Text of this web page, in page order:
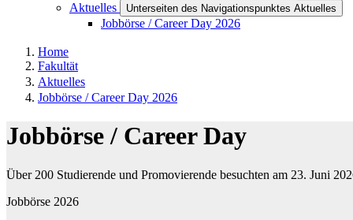
Aktuelles Unterseiten des Navigationspunktes Aktuelles
Jobbörse / Career Day 2026
Home
Fakultät
Aktuelles
Jobbörse / Career Day 2026
Jobbörse / Career Day
Über 200 Studierende und Promovierende besuchten am 23. Juni
Jobbörse 2026